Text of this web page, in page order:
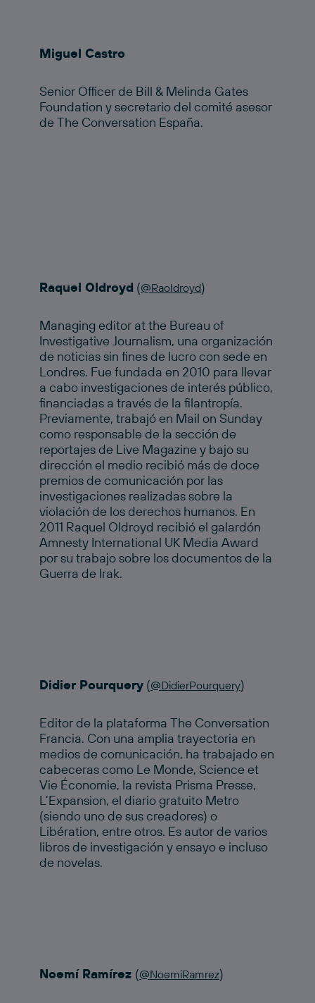
Miguel Castro
Senior Officer de Bill & Melinda Gates
Foundation y secretario del comité asesor
de The Conversation España.
Raquel Oldroyd (@Raoldroyd)
Managing editor at the Bureau of
Investigative Journalism, una organización
de noticias sin fines de lucro con sede en
Londres. Fue fundada en 2010 para llevar
a cabo investigaciones de interés público,
financiadas a través de la filantropía.
Previamente, trabajó en Mail on Sunday
como responsable de la sección de
reportajes de Live Magazine y bajo su
dirección el medio recibió más de doce
premios de comunicación por las
investigaciones realizadas sobre la
violación de los derechos humanos. En
2011 Raquel Oldroyd recibió el galardón
Amnesty International UK Media Award
por su trabajo sobre los documentos de la
Guerra de Irak.
Didier Pourquery (@DidierPourquery)
Editor de la plataforma The Conversation
Francia. Con una amplia trayectoria en
medios de comunicación, ha trabajado en
cabeceras como Le Monde, Science et
Vie Économie, la revista Prisma Presse,
L’Expansion, el diario gratuito Metro
(siendo uno de sus creadores) o
Libération, entre otros. Es autor de varios
libros de investigación y ensayo e incluso
de novelas.
Noemí Ramírez (@NoemiRamrez)